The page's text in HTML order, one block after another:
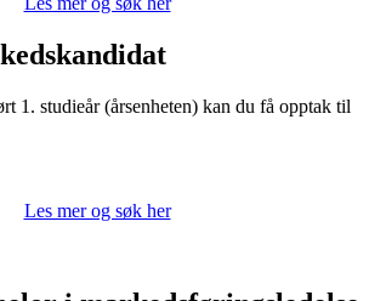
1. studieår (årsenheten) kan du få opptak til
Les mer og søk her